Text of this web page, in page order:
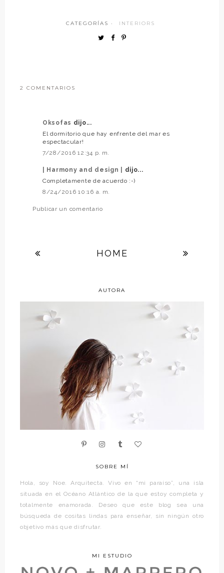
CATEGORÍAS · INTERIORS
2 COMENTARIOS
Oksofas dijo...
El dormitorio que hay enfrente del mar es
espectacular!
7/28/2016 12:34 p. m.
| Harmony and design |
dijo...
Completamente de acuerdo :-)
8/24/2016 10:16 a. m.
Publicar un comentario
HOME
AUTORA
SOBRE MÍ
Hola, soy Noe. Arquitecta. Vivo en “mi paraíso”, una isla
situada en el Océano Atlántico de la que estoy completa y
totalmente enamorada. Deseo que este blog sea una
búsqueda de cositas lindas para enseñar, sin ningún otro
objetivo más que disfrutar.
MI ESTUDIO